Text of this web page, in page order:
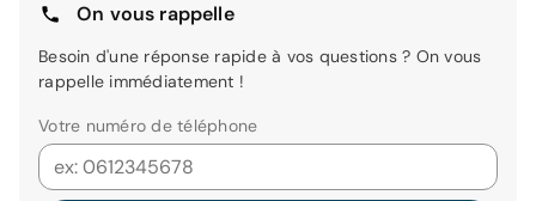
On vous rappelle
Besoin d'une réponse rapide à vos questions ? On vous
rappelle immédiatement !
Votre numéro de téléphone